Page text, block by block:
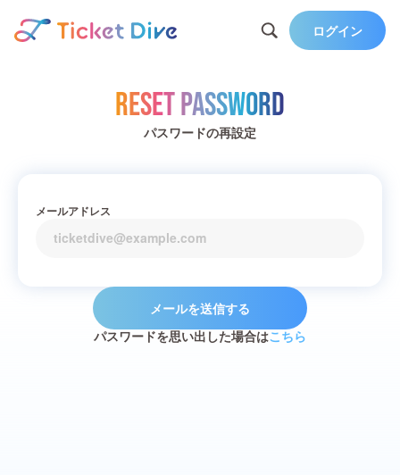
ログイン
Reset Password
パスワードの再設定
メールアドレス
メールを送信する
パスワードを思い出した場合はこちら